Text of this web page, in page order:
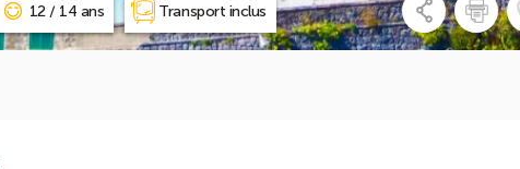
12 / 14 ans Transport inclus